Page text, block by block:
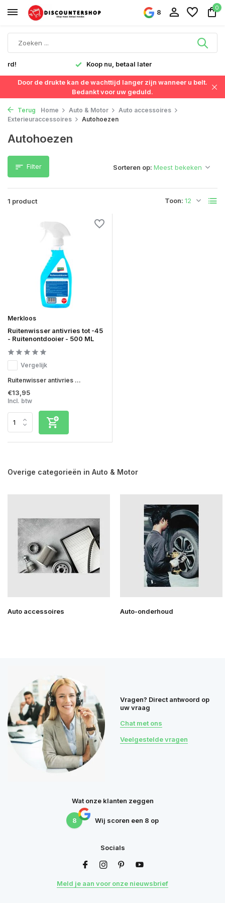
8
0
Koop nu, betaal later
Door de drukte kan de wachttijd langer zijn wanneer u belt.
Bedankt voor uw geduld.
Terug Home Auto & Motor
Auto accessoires
Exterieuraccessoires
Autohoezen
Autohoezen
Filter
1 product Toon:
Sorteren op:
Merkloos
Ruitenwisser antivries tot -45
- Ruitenontdooier - 500 ML
Vergelijk
Ruitenwisser antivries ...
€13,95
Incl. btw
Overige categorieën in Auto & Motor
Auto accessoires Auto-onderhoud
Vragen? Direct antwoord op
uw vraag
Chat met ons
Veelgestelde vragen
Wat onze klanten zeggen
8 Wij scoren een 8 op
Socials
Meld je aan voor onze nieuwsbrief